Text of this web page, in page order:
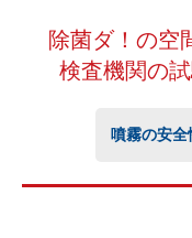
除菌ダ！の空
検査機関の
噴霧の安